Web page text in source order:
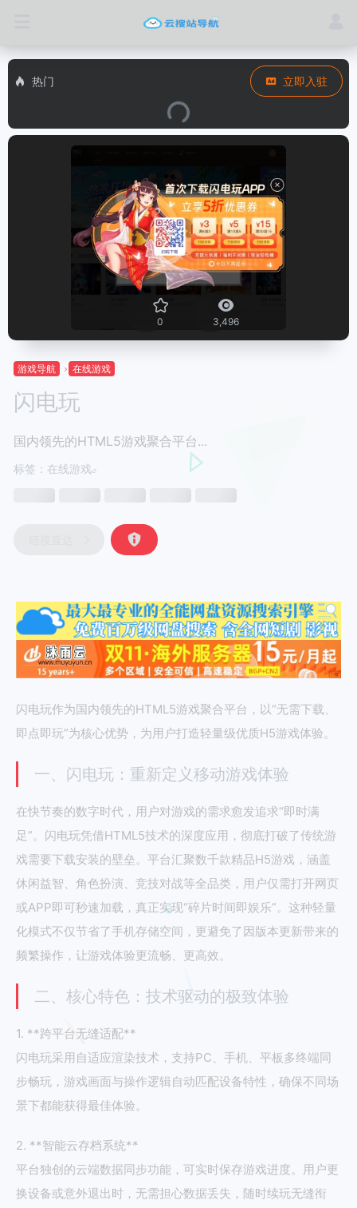
热门 立即入驻
0 3,496
游戏导航 在线游戏
闪电玩
国内领先的HTML5游戏聚合平台...
标签： 在线游戏
闪电玩作为国内领先的HTML5游戏聚合平台，以“无需下载、
即点即玩”为核心优势，为用户打造轻量级优质H5游戏体验。
一、闪电玩：重新定义移动游戏体验
在快节奏的数字时代，用户对游戏的需求愈发追求“即时满
足”。闪电玩凭借HTML5技术的深度应用，彻底打破了传统游
戏需要下载安装的壁垒。平台汇聚数千款精品H5游戏，涵盖
休闲益智、角色扮演、竞技对战等全品类，用户仅需打开网页
或APP即可秒速加载，真正实现“碎片时间即娱乐”。这种轻量
化模式不仅节省了手机存储空间，更避免了因版本更新带来的
频繁操作，让游戏体验更流畅、更高效。
二、核心特色：技术驱动的极致体验
1. **跨平台无缝适配**
闪电玩采用自适应渲染技术，支持PC、手机、平板多终端同
步畅玩，游戏画面与操作逻辑自动匹配设备特性，确保不同场
景下都能获得最佳体验。
2. **智能云存档系统**
平台独创的云端数据同步功能，可实时保存游戏进度。用户更
换设备或意外退出时，无需担心数据丢失，随时续玩无缝衔